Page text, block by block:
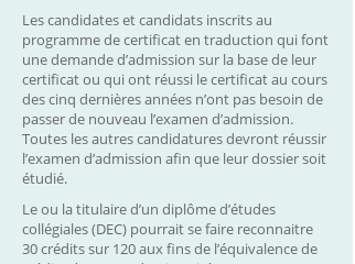
Les candidates et candidats inscrits au
programme de certificat en traduction qui font
une demande d’admission sur la base de leur
certificat ou qui ont réussi le certificat au cours
des cinq dernières années n’ont pas besoin de
passer de nouveau l’examen d’admission.
Toutes les autres candidatures devront réussir
l’examen d’admission afin que leur dossier soit
étudié.
Le ou la titulaire d’un diplôme d’études
collégiales (DEC) pourrait se faire reconnaitre
30 crédits sur 120 aux fins de l’équivalence de